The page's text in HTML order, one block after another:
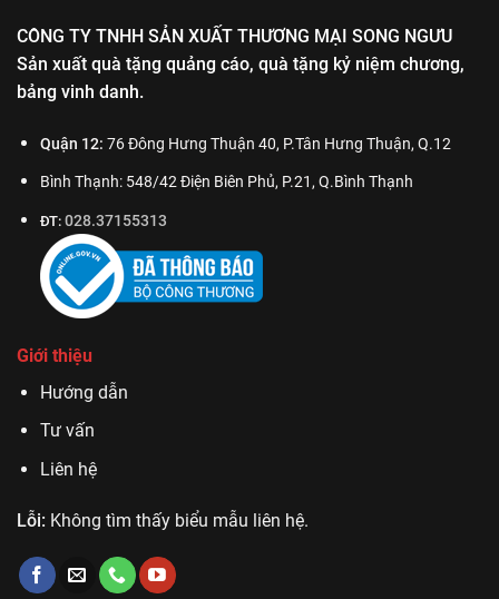
CÔNG TY TNHH SẢN XUẤT THƯƠNG MẠI SONG NGƯU
Sản xuất quà tặng quảng cáo, quà tặng kỷ niệm chương,
bảng vinh danh.
Quận 12: 76 Đông Hưng Thuận 40, P.Tân Hưng Thuận, Q.12
Bình Thạnh: 548/42 Điện Biên Phủ, P.21, Q.Bình Thạnh
ĐT: 028.37155313
Giới thiệu
Hướng dẫn
Tư vấn
Liên hệ
Lỗi: Không tìm thấy biểu mẫu liên hệ.